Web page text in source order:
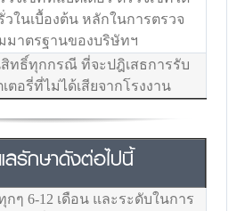
วในเบื้องต้น หลักในการตรวจ
มาตรฐานของบริษัทฯ
ทธิ์ทุกกรณี ที่จะปฎิเสธการรับ
ตอรี่ที่ไม่ได้เสียจากโรงงาน
ลรักษาดังต่อไปนี้
ๆ 6-12 เดือน และระดับในการ